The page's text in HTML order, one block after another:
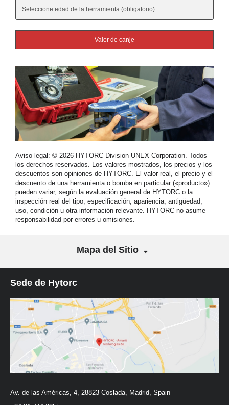
Aviso legal: © 2026 HYTORC Division UNEX Corporation. Todos
los derechos reservados. Los valores mostrados, los precios y los
descuentos son opiniones de HYTORC. El valor real, el precio y el
descuento de una herramienta o bomba en particular («producto»)
pueden variar, según la evaluación general de HYTORC o la
inspección real del tipo, especificación, apariencia, antigüedad,
uso, condición u otra información relevante. HYTORC no asume
responsabilidad por errores u omisiones.
Mapa del Sitio
Sede de Hytorc
Av. de las Américas, 4, 28823 Coslada, Madrid, Spain